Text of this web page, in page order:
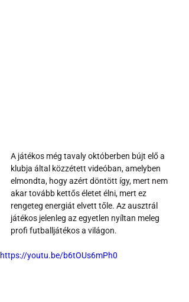
A játékos még tavaly októberben bújt elő a
klubja által közzétett videóban, amelyben
elmondta, hogy azért döntött így, mert nem
akar tovább kettős életet élni, mert ez
rengeteg energiát elvett tőle. Az ausztrál
játékos jelenleg az egyetlen nyíltan meleg
profi futballjátékos a világon.
https://youtu.be/b6tOUs6mPh0